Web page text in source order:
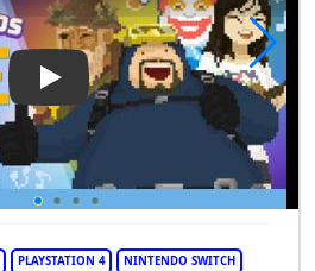
Play Video: DAVE THE DIVER
PLAYSTATION 4 NINTENDO SWITCH